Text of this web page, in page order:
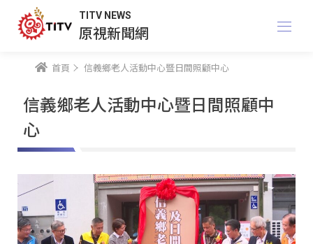
TITV NEWS
原視新聞網
首頁 信義鄉老人活動中心暨日間照顧中心
信義鄉老人活動中心暨日間照顧中
心